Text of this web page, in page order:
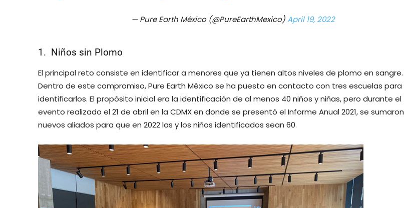
— Pure Earth México (@PureEarthMexico)April 19, 2022
1. Niños sin Plomo
El principal reto consiste en identificar a menores que ya tienen altos niveles de plomo en sangre.
Dentro de este compromiso, Pure Earth México se ha puesto en contacto con tres escuelas para
identificarlos. El propósito inicial era la identificación de al menos 40 niños y niñas, pero durante el
evento realizado el 21 de abril en la CDMX en donde se presentó el Informe Anual 2021, se sumaron
nuevos aliados para que en 2022 las y los niños identificados sean 60.